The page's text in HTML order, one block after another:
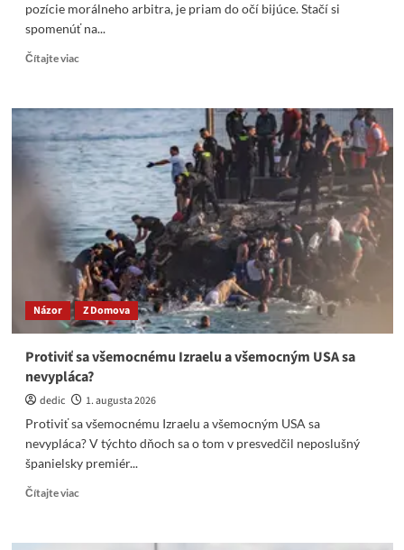
pozície morálneho arbitra, je priam do očí bijúce. Stačí si
spomenúť na...
Čítajte viacRead
Progresívci
mlčia
o
premene
štátnych
peňazí
súkromné.
Korčok
je
v
tom
majster
Názor Z Domova
Protiviť sa všemocnému Izraelu a všemocným USA sa
nevypláca?
dedic
1. augusta 2026
Protiviť sa všemocnému Izraelu a všemocným USA sa
nevypláca? V týchto dňoch sa o tom v presvedčil neposlušný
španielsky premiér...
Čítajte viacRead
Protiviť